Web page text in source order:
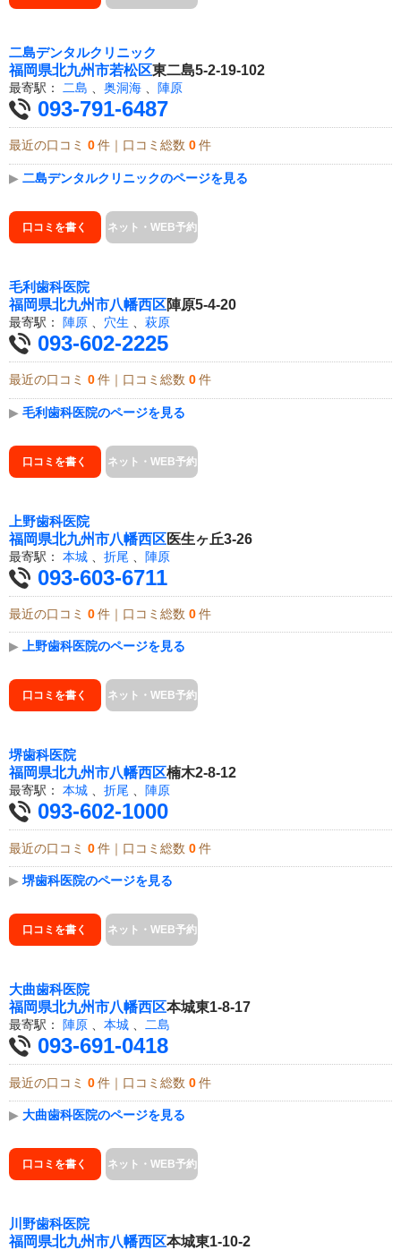
二島デンタルクリニック
福岡県北九州市若松区東二島5-2-19-102
最寄駅： 二島 奥洞海 陣原
093-791-6487
最近の口コミ 0 件｜口コミ総数 0 件
▶ 二島デンタルクリニックのページを見る
口コミを書く ネット・WEB予約
毛利歯科医院
福岡県北九州市八幡西区陣原5-4-20
最寄駅： 陣原 穴生 萩原
093-602-2225
最近の口コミ 0 件｜口コミ総数 0 件
▶ 毛利歯科医院のページを見る
口コミを書く ネット・WEB予約
上野歯科医院
福岡県北九州市八幡西区医生ヶ丘3-26
最寄駅： 本城 折尾 陣原
093-603-6711
最近の口コミ 0 件｜口コミ総数 0 件
▶ 上野歯科医院のページを見る
口コミを書く ネット・WEB予約
堺歯科医院
福岡県北九州市八幡西区楠木2-8-12
最寄駅： 本城 、 折尾 、 陣原
093-602-1000
最近の口コミ 0 件｜口コミ総数 0 件
▶ 堺歯科医院のページを見る
口コミを書く ネット・WEB予約
大曲歯科医院
福岡県北九州市八幡西区本城東1-8-17
最寄駅： 陣原 、 本城 、 二島
093-691-0418
最近の口コミ 0 件｜口コミ総数 0 件
▶ 大曲歯科医院のページを見る
口コミを書く ネット・WEB予約
川野歯科医院
福岡県北九州市八幡西区本城東1-10-2